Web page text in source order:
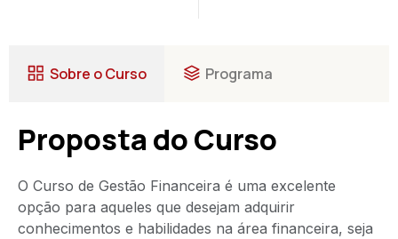
Sobre o Curso Programa
Proposta do Curso
O Curso de Gestão Financeira é uma excelente
opção para aqueles que desejam adquirir
conhecimentos e habilidades na área financeira, seja